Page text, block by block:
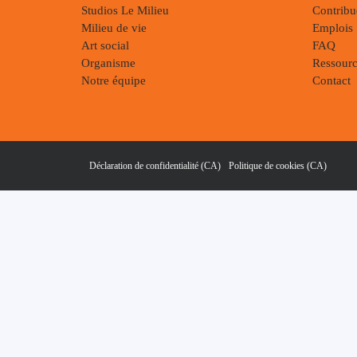
Studios Le Milieu
Milieu de vie
Art social
Organisme
Notre équipe
Emplois
FAQ
Contact
Déclaration de confidentialité (CA) Politique de cookies (CA)